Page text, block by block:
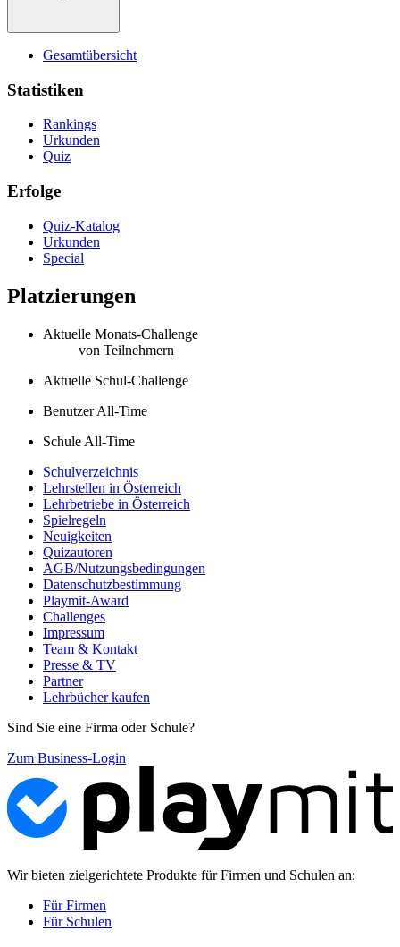
Gesamtübersicht
Statistiken
Rankings
Urkunden
Quiz
Erfolge
Quiz-Katalog
Urkunden
Special
Platzierungen
Aktuelle Monats-Challenge
von Teilnehmern
Aktuelle Schul-Challenge
Benutzer All-Time
Schule All-Time
Schulverzeichnis
Lehrstellen in Österreich
Lehrbetriebe in Österreich
Spielregeln
Neuigkeiten
Quizautoren
AGB/Nutzungsbedingungen
Datenschutzbestimmung
Playmit-Award
Challenges
Impressum
Team & Kontakt
Presse & TV
Partner
Lehrbücher kaufen
Sind Sie eine Firma oder Schule?
Zum Business-Login
Wir bieten zielgerichtete Produkte für Firmen und Schulen an:
Für Firmen
Für Schulen